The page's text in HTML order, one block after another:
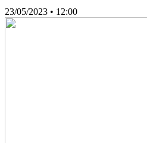
23/05/2023 • 12:00